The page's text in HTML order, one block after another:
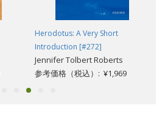
Herodotus: A Very Short
Introduction [#272]
Jennifer Tolbert Roberts
参考価格（税込）: ¥1,969